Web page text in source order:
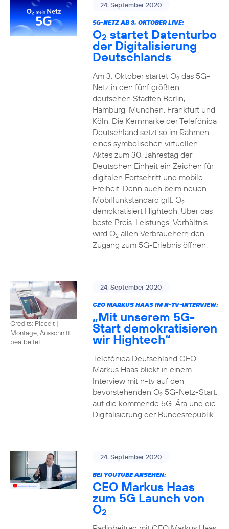
24. September 2020
5G-NETZ AB 3. OKTOBER LIVE:
O2 startet Datenturbo
der Digitalisierung
Deutschlands
Am 3. Oktober startet O2das 5G-
Netz in den fünf größten
deutschen Städten Berlin,
Hamburg, München, Frankfurt und
Köln. Die Kernmarke der Telefónica
Deutschland setzt so im Rahmen
eines symbolischen virtuellen
Aktes zum 30. Jahrestag der
Deutschen Einheit ein Zeichen für
digitalen Fortschritt und mobile
Freiheit. Denn auch beim neuen
Mobilfunkstandard gilt: O2
demokratisiert Hightech. Über das
beste Preis-Leistungs-Verhältnis
wird O2allen Verbrauchern den
Zugang zum 5G-Erlebnis öffnen.
Credits: Placeit |
Montage, Ausschnitt
bearbeitet
24. September 2020
CEO MARKUS HAAS IM N-TV-INTERVIEW:
„Mit unserem 5G-
Start demokratisieren
wir Hightech“
Telefónica Deutschland CEO
Markus Haas blickt in einem
Interview mit n-tv auf den
bevorstehenden O25G-Netz-Start,
auf die kommende 5G-Ära und die
Digitalisierung der Bundesrepublik.
24. September 2020
BEI YOUTUBE ANSEHEN:
CEO Markus Haas
zum 5G Launch von
O2